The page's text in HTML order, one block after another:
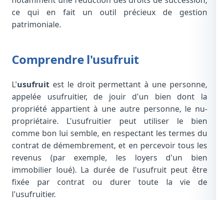
ce qui en fait un outil précieux de gestion
patrimoniale.
Comprendre l'usufruit
L'usufruit est le droit permettant à une personne,
appelée usufruitier, de jouir d'un bien dont la
propriété appartient à une autre personne, le nu-
propriétaire. L'usufruitier peut utiliser le bien
comme bon lui semble, en respectant les termes du
contrat de démembrement, et en percevoir tous les
revenus (par exemple, les loyers d'un bien
immobilier loué). La durée de l'usufruit peut être
fixée par contrat ou durer toute la vie de
l'usufruitier.